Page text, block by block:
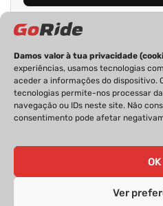
Damos valor à tua privacidade
experiências, usamos tecnologias
aceder a informações do dispositivo.
tecnologias permite-nos processar
navegação ou IDs neste site. Não
consentimento pode afetar
OK
Ver
PRIVACIDADE FICHA